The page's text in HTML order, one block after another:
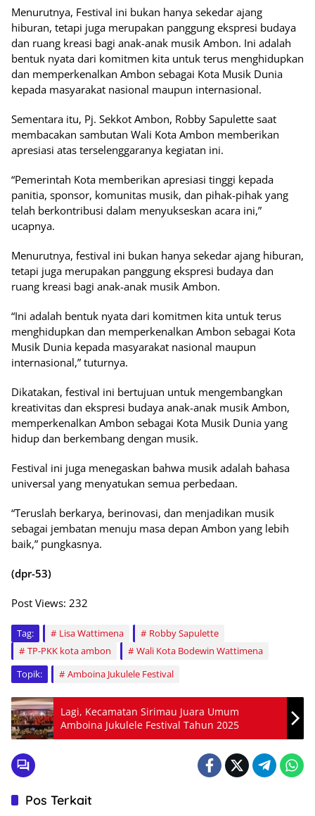
Menurutnya, Festival ini bukan hanya sekedar ajang
hiburan, tetapi juga merupakan panggung ekspresi budaya
dan ruang kreasi bagi anak-anak musik Ambon. Ini adalah
bentuk nyata dari komitmen kita untuk terus menghidupkan
dan memperkenalkan Ambon sebagai Kota Musik Dunia
kepada masyarakat nasional maupun internasional.
Sementara itu, Pj. Sekkot Ambon, Robby Sapulette saat
membacakan sambutan Wali Kota Ambon memberikan
apresiasi atas terselenggaranya kegiatan ini.
“Pemerintah Kota memberikan apresiasi tinggi kepada
panitia, sponsor, komunitas musik, dan pihak-pihak yang
telah berkontribusi dalam menyukseskan acara ini,”
ucapnya.
Menurutnya, festival ini bukan hanya sekedar ajang hiburan,
tetapi juga merupakan panggung ekspresi budaya dan
ruang kreasi bagi anak-anak musik Ambon.
“Ini adalah bentuk nyata dari komitmen kita untuk terus
menghidupkan dan memperkenalkan Ambon sebagai Kota
Musik Dunia kepada masyarakat nasional maupun
internasional,” tuturnya.
Dikatakan, festival ini bertujuan untuk mengembangkan
kreativitas dan ekspresi budaya anak-anak musik Ambon,
memperkenalkan Ambon sebagai Kota Musik Dunia yang
hidup dan berkembang dengan musik.
Festival ini juga menegaskan bahwa musik adalah bahasa
universal yang menyatukan semua perbedaan.
“Teruslah berkarya, berinovasi, dan menjadikan musik
sebagai jembatan menuju masa depan Ambon yang lebih
baik,” pungkasnya.
(dpr-53)
Post Views: 232
Tag: Lisa Wattimena
Robby Sapulette
TP-PKK kota ambon
Wali Kota Bodewin Wattimena
Topik:
Amboina Jukulele Festival
Lagi, Kecamatan Sirimau Juara Umum
Amboina Jukulele Festival Tahun 2025
Pos Terkait